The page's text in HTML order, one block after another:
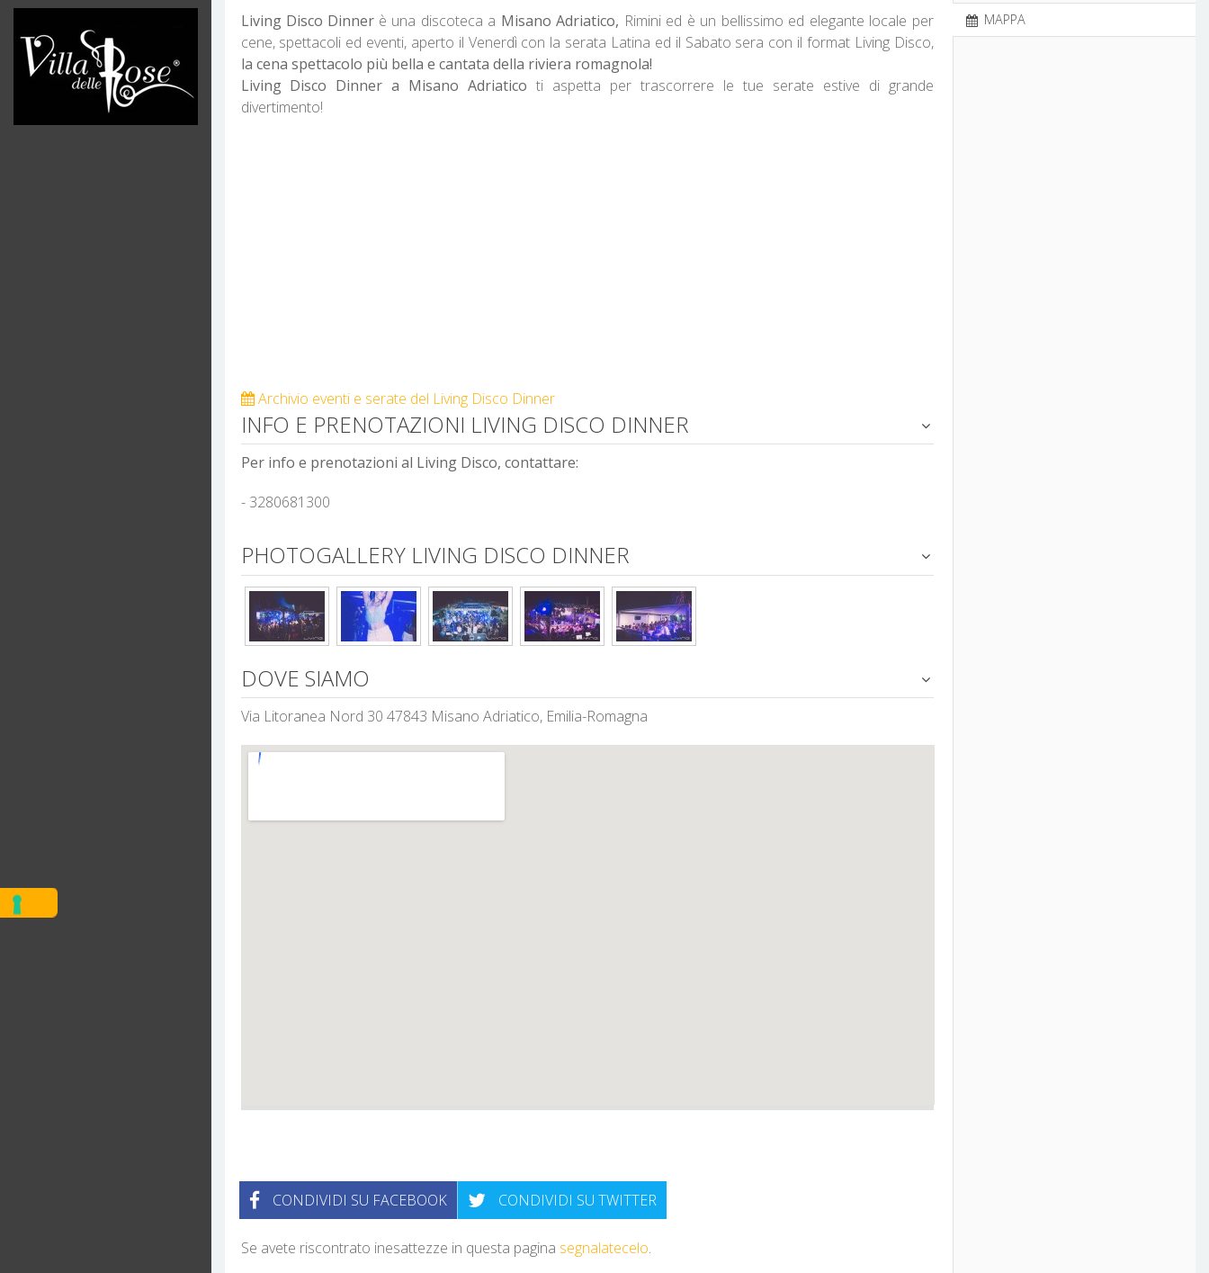
Living Disco Dinnerè una discoteca a Misano Adriatico, Rimini ed è un bellissimo ed elegante locale per
cene, spettacoli ed eventi, aperto il Venerdì con la serata Latina ed il Sabato sera con il format Living Disco,
la cena spettacolo più bella e cantata della riviera romagnola!
Living Disco Dinner a Misano Adriatico ti aspetta per trascorrere le tue serate estive di grande
divertimento!
Archivio eventi e serate del Living Disco Dinner
INFO E PRENOTAZIONI LIVING DISCO DINNER
Per info e prenotazioni al Living Disco, contattare:
- 3280681300
PHOTOGALLERY LIVING DISCO DINNER
DOVE SIAMO
Via Litoranea Nord 30 47843 Misano Adriatico, Emilia-Romagna
CONDIVIDI SU FACEBOOK CONDIVIDI SU TWITTER
Se avete riscontrato inesattezze in questa pagina segnalatecelo.
MAPPA